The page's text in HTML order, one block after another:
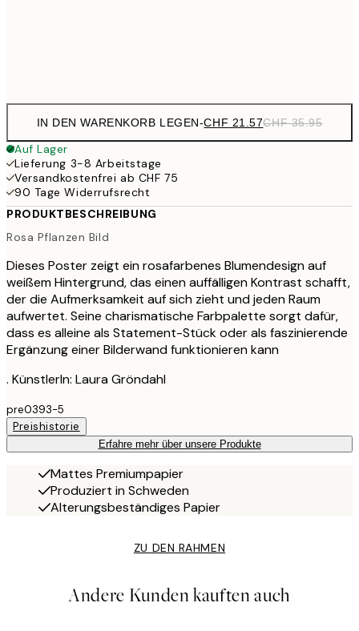
IN DEN WARENKORB LEGEN-CHF 21.57CHF 35.95
Auf Lager
Lieferung 3-8 Arbeitstage
Versandkostenfrei ab CHF 75
90 Tage Widerrufsrecht
PRODUKTBESCHREIBUNG
Rosa Pflanzen Bild
Dieses Poster zeigt ein rosafarbenes Blumendesign auf
weißem Hintergrund, das einen auffälligen Kontrast schafft,
der die Aufmerksamkeit auf sich zieht und jeden Raum
aufwertet. Seine charismatische Farbpalette sorgt dafür,
dass es alleine als Statement-Stück oder als faszinierende
Ergänzung einer Bilderwand funktionieren kann
. KünstlerIn: Laura Gröndahl
pre0393-5
Preishistorie
Erfahre mehr über unsere Produkte
Mattes Premiumpapier
Produziert in Schweden
Alterungsbeständiges Papier
ZU DEN RAHMEN
Andere Kunden kauften auch